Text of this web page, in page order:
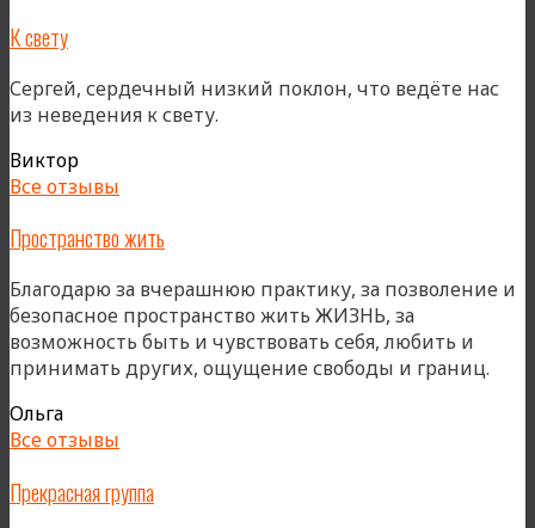
К свету
Сергей, сердечный низкий поклон, что ведёте нас
из неведения к свету.
Виктор
Все отзывы
Пространство жить
Благодарю за вчерашнюю практику, за позволение и
безопасное пространство жить ЖИЗНЬ, за
возможность быть и чувствовать себя, любить и
принимать других, ощущение свободы и границ.
Ольга
Все отзывы
Прекрасная группа